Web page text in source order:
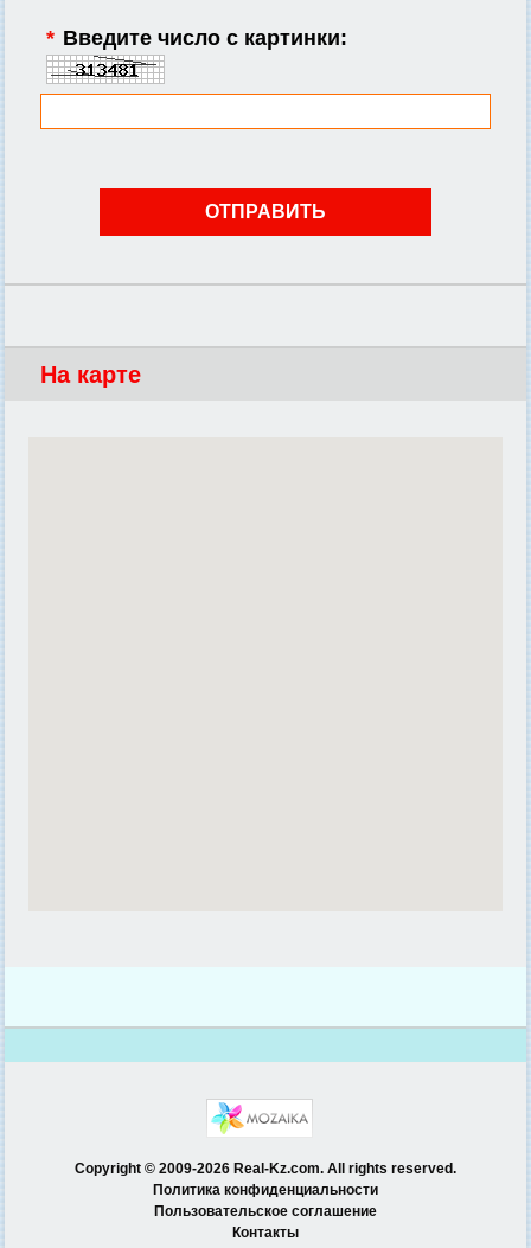
* Введите число с картинки:
На карте
Copyright © 2009-2026 Real-Kz.com. All rights reserved.
Политика конфиденциальности
Пользовательское соглашение
Контакты